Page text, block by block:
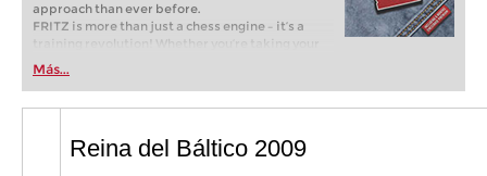
approach than ever before.
FRITZ is more than just a chess engine – it’s a
training revolution! Whether you’re taking your
first steps into the world of club chess, or already
playing at a tournament level: with FRITZ, you can
train more efficiently, intelligently and with a
more personalised approach than ever before.
Más...
Reina del Báltico 2009